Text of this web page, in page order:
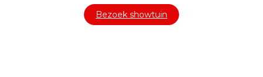
Bezoek showtuin